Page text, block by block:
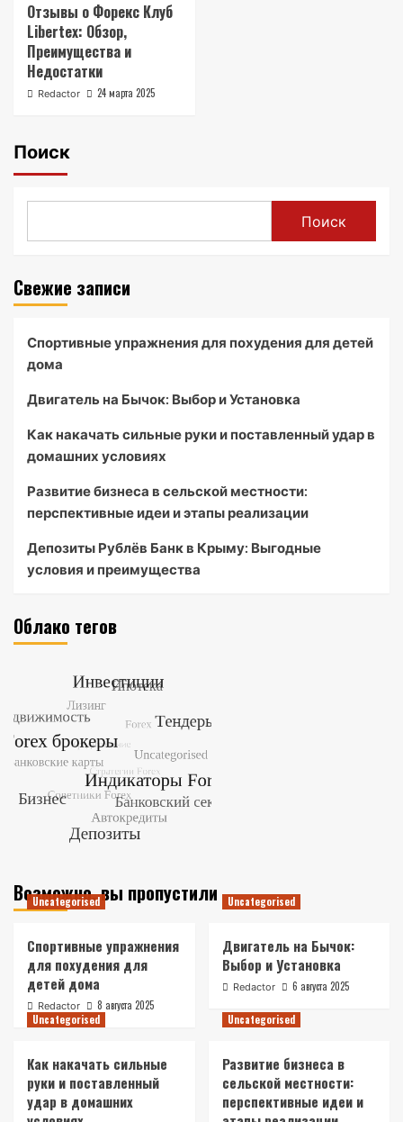
Отзывы о Форекс Клуб
Libertex: Обзор,
Преимущества и
Недостатки
Redactor 24 марта 2025
Поиск
Поиск
Свежие записи
Спортивные упражнения для похудения для детей
дома
Двигатель на Бычок: Выбор и Установка
Как накачать сильные руки и поставленный удар в
домашних условиях
Развитие бизнеса в сельской местности:
перспективные идеи и этапы реализации
Депозиты Рублёв Банк в Крыму: Выгодные
условия и преимущества
Облако тегов
Возможно, вы пропустили
Uncategorised
Спортивные упражнения
для похудения для
детей дома
Redactor 8 августа 2025
Uncategorised
Двигатель на Бычок:
Выбор и Установка
Redactor 6 августа 2025
Uncategorised
Как накачать сильные
руки и поставленный
удар в домашних
Uncategorised
Развитие бизнеса в
сельской местности:
перспективные идеи и